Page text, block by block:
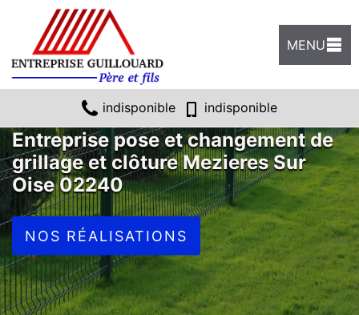
MENU
indisponible indisponible
Entreprise pose et changement de
grillage et clôture Mezieres Sur
Oise 02240
NOS RÉALISATIONS